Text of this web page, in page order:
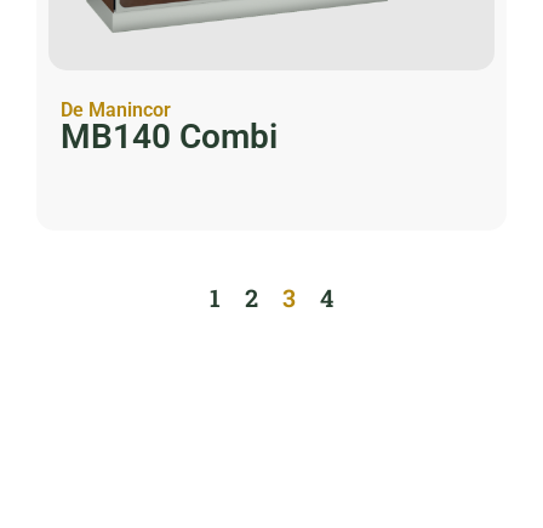
De Manincor
MB140 Combi
1 2 3 4